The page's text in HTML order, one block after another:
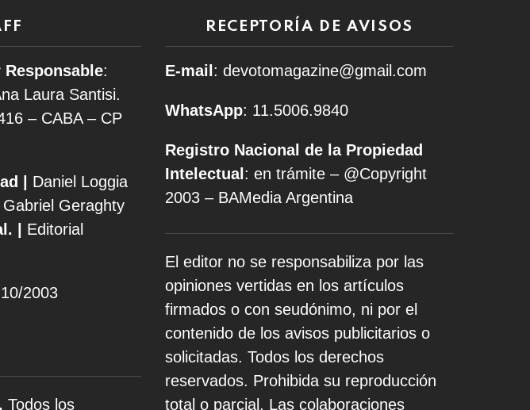
:
Laura Santisi.
– CABA – CP
|
Daniel Loggia
Gabriel Geraghty
|
Editorial
2003
Todos los
RECEPTORÍA DE AVISOS
E-mail : devotomagazine@gmail.com
WhatsApp: 11.5006.9840
Registro Nacional de la Propiedad
Intelectual : en trámite – @Copyright
2003 – BAMedia Argentina
El editor no se responsabiliza por las
opiniones vertidas en los artículos
firmados o con seudónimo, ni por el
contenido de los avisos publicitarios o
solicitadas. Todos los derechos
reservados. Prohibida su reproducción
total o parcial. Las colaboraciones